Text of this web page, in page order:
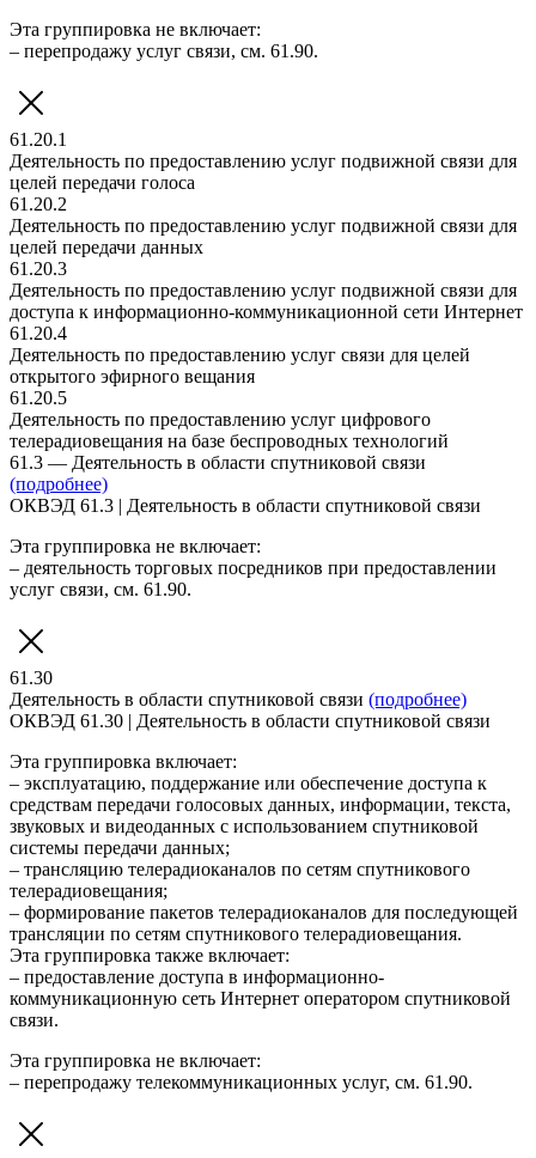
Эта группировка не включает:
– перепродажу услуг связи, см. 61.90.
61.20.1
Деятельность по предоставлению услуг подвижной связи для
целей передачи голоса
61.20.2
Деятельность по предоставлению услуг подвижной связи для
целей передачи данных
61.20.3
Деятельность по предоставлению услуг подвижной связи для
доступа к информационно-коммуникационной сети Интернет
61.20.4
Деятельность по предоставлению услуг связи для целей
открытого эфирного вещания
61.20.5
Деятельность по предоставлению услуг цифрового
телерадиовещания на базе беспроводных технологий
61.3 — Деятельность в области спутниковой связи
(подробнее)
ОКВЭД 61.3 | Деятельность в области спутниковой связи
Эта группировка не включает:
– деятельность торговых посредников при предоставлении
услуг связи, см. 61.90.
61.30
Деятельность в области спутниковой связи (подробнее)
ОКВЭД 61.30 | Деятельность в области спутниковой связи
Эта группировка включает:
– эксплуатацию, поддержание или обеспечение доступа к
средствам передачи голосовых данных, информации, текста,
звуковых и видеоданных с использованием спутниковой
системы передачи данных;
– трансляцию телерадиоканалов по сетям спутникового
телерадиовещания;
– формирование пакетов телерадиоканалов для последующей
трансляции по сетям спутникового телерадиовещания.
Эта группировка также включает:
– предоставление доступа в информационно-
коммуникационную сеть Интернет оператором спутниковой
связи.
Эта группировка не включает:
– перепродажу телекоммуникационных услуг, см. 61.90.